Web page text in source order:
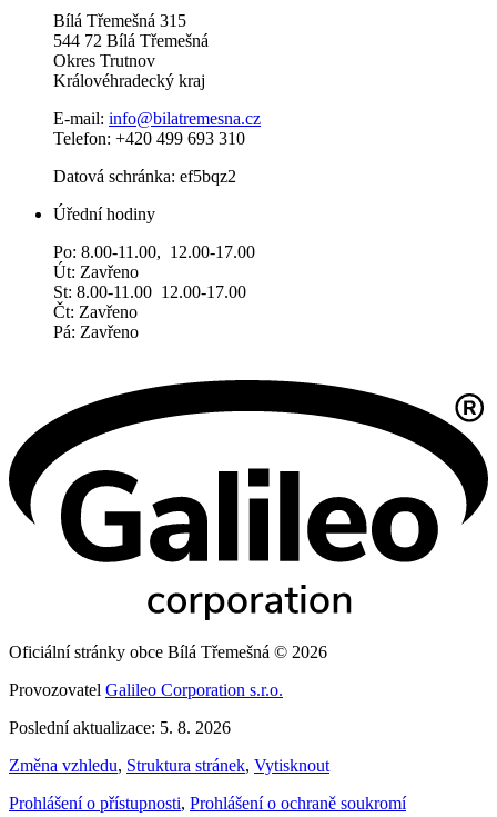
Bílá Třemešná 315
544 72 Bílá Třemešná
Okres Trutnov
Královéhradecký kraj
E-mail: info@bilatremesna.cz
Telefon: +420 499 693 310
Datová schránka: ef5bqz2
Úřední hodiny
Po: 8.00-11.00, 12.00-17.00
Út: Zavřeno
St: 8.00-11.00 12.00-17.00
Čt: Zavřeno
Pá: Zavřeno
Oficiální stránky obce Bílá Třemešná © 2026
Provozovatel Galileo Corporation s.r.o.
Poslední aktualizace: 5. 8. 2026
Změna vzhledu, Struktura stránek, Vytisknout
Prohlášení o přístupnosti, Prohlášení o ochraně soukromí